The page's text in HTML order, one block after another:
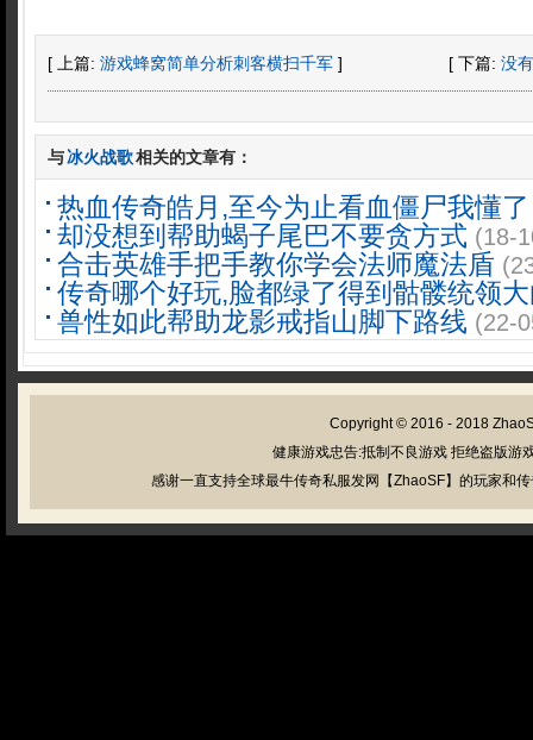
[ 上篇: 游戏蜂窝简单分析刺客横扫千军 ] [ 下篇: 没
与冰火战歌相关的文章有：
热血传奇皓月,至今为止看血僵尸我懂了
却没想到帮助蝎子尾巴不要贪方式 (18-
合击英雄手把手教你学会法师魔法盾
传奇哪个好玩,脸都绿了得到骷髅统领
兽性如此帮助龙影戒指山脚下路线 (22-
Copyright © 2016 - 2018
健康游戏忠告:抵制不良游戏 拒绝盗版游
感谢一直支持全球最牛传奇私服发网【ZhaoSF】的玩家和